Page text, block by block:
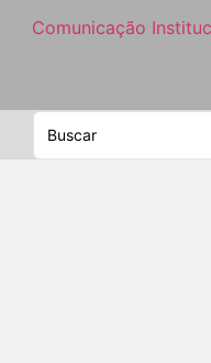
Comunicação